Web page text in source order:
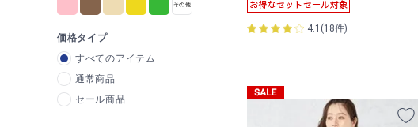
4.1(18件)
価格タイプ
すべてのアイテム
通常商品
セール商品